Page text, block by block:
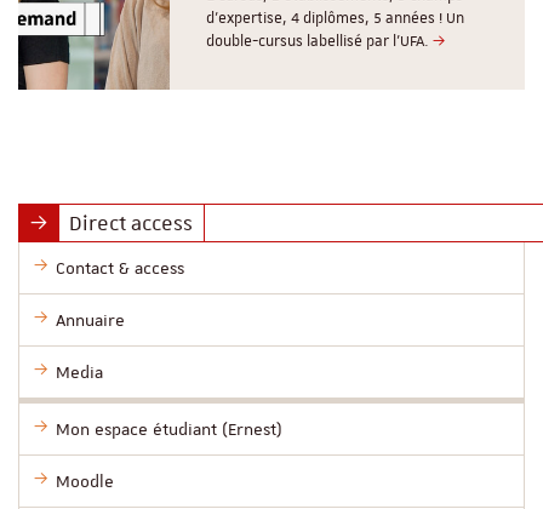
d’expertise, 4 diplômes, 5 années ! Un
double-cursus labellisé par l'UFA.
Direct access
Contact & access
Annuaire
Media
Mon espace étudiant (Ernest)
Moodle